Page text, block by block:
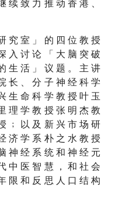
续 致 力 推 动 香 港 、
究 室 」 的 四 位 教 授
入 讨 论 「 大 脑 突 破
生 活 」 议 题 。 主 讲
长 、 分 子 神 经 科 学
生 命 科 学 教 授 叶 玉
理 学 教 授 张 明 杰 教
﹔ 以 及 新 兴 市 场 研
济 学 系 朴 之 水 教 授
神 经 系 统 和 神 经 元
中 医 智 慧 ， 和 社 会
限 和 反 思 人 口 结 构